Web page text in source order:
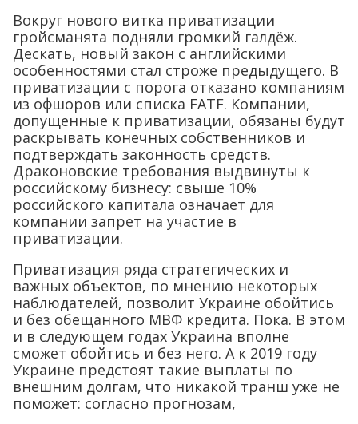
Вокруг нового витка приватизации
гройсманята подняли громкий галдёж.
Дескать, новый закон с английскими
особенностями стал строже предыдущего. В
приватизации с порога отказано компаниям
из офшоров или списка FATF. Компании,
допущенные к приватизации, обязаны будут
раскрывать конечных собственников и
подтверждать законность средств.
Драконовские требования выдвинуты к
российскому бизнесу: свыше 10%
российского капитала означает для
компании запрет на участие в
приватизации.
Приватизация ряда стратегических и
важных объектов, по мнению некоторых
наблюдателей, позволит Украине обойтись
и без обещанного МВФ кредита. Пока. В этом
и в следующем годах Украина вполне
сможет обойтись и без него. А к 2019 году
Украине предстоят такие выплаты по
внешним долгам, что никакой транш уже не
поможет: согласно прогнозам,